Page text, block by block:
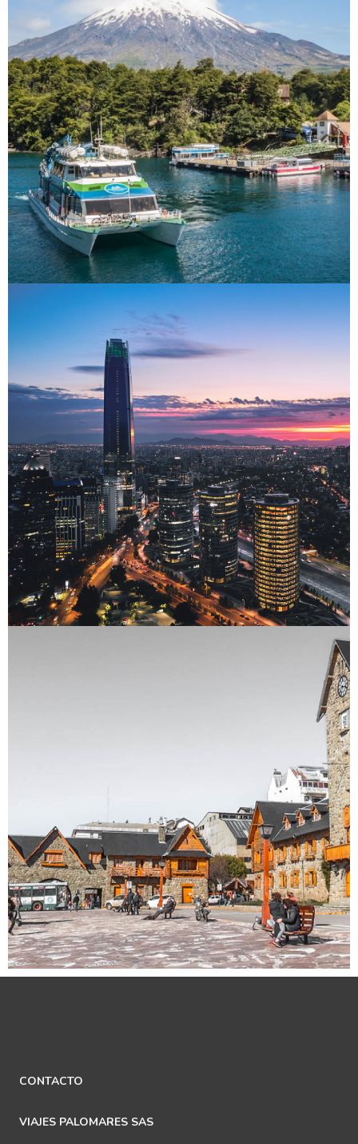
CONTACTO
VIAJES PALOMARES SAS